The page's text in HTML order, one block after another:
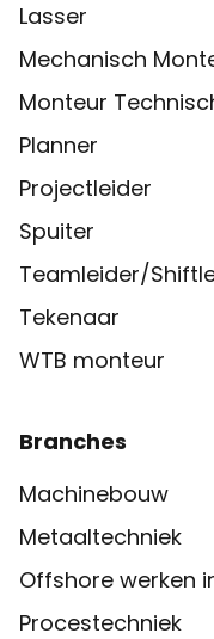
Lasser
Mechanisch
Monteur
Planner
Projectleider
Spuiter
Teamleider/
Tekenaar
WTB monteur
Branches
Machinebouw
Metaaltechniek
Offshore werken
Procestechniek